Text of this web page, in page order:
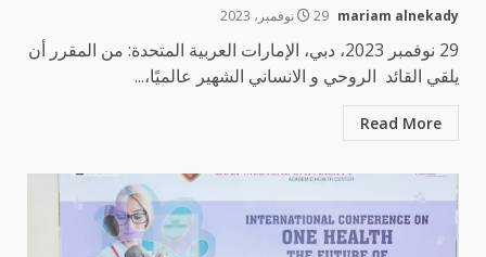
mariam alnekady 29 نوفمبر، 2023
29 نوفمبر 2023، دبي، الإمارات العربية المتحدة: من المقرر أن
يلقي القائد الروحي و الانساني الشهير عالميًا،...
Read More